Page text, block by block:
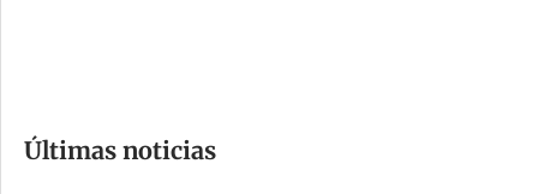
m
Últimas noticias